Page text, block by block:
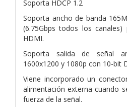
Soporta HDCP 1.2
Soporta ancho de banda
(6.75Gbps todos los
HDMI.
Soporta salida de señal
1600x1200 y 1080p con 10-bit
Viene incorporado un
alimentación externa cuando
fuerza de la señal.